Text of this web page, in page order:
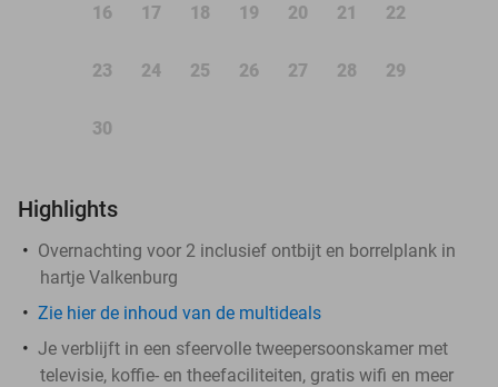
16 17 18 19 20 21 22
23 24 25 26 27 28 29
30
Highlights
Overnachting voor 2 inclusief ontbijt en borrelplank in
hartje Valkenburg
Zie hier de inhoud van de multideals
Je verblijft in een sfeervolle tweepersoonskamer met
televisie, koffie- en theefaciliteiten, gratis wifi en meer